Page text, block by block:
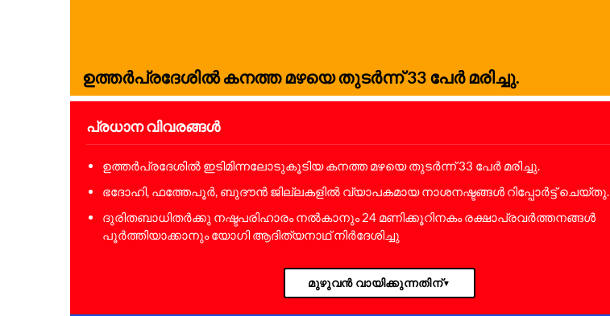
ഉ​ത്ത​ർ​പ്ര​ദേ​ശി​ൽ ക​ന​ത്ത മ​ഴയെ തുടർന്ന് 33 പേർ മരിച്ചു.
പ്രധാന വിവരങ്ങൾ
ഉത്തർപ്രദേശിൽ ഇടിമിന്നലോടുകൂടിയ കനത്ത മഴയെ തുടർന്ന് 33 പേർ മരിച്ചു.
ഭദോഹി, ഫത്തേപൂർ, ബുദൗൻ ജില്ലകളിൽ വ്യാപകമായ നാശനഷ്ടങ്ങൾ റിപ്പോർട്ട് ചെയ്തു.
ദുരിതബാധിതർക്കു നഷ്ടപരിഹാരം നൽകാനും 24 മണിക്കൂറിനകം രക്ഷാപ്രവർത്തനങ്ങൾ
പൂർത്തിയാക്കാനും യോഗി ആദിത്യനാഥ് നിർദേശിച്ചു
മുഴുവൻ വായിക്കുന്നതിന്▼